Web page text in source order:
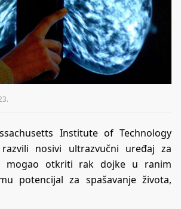
Institute of Technology
nosivi ultrazvučni uređaj za
mogao otkriti rak dojke u ranim
potencijal za spašavanje života,